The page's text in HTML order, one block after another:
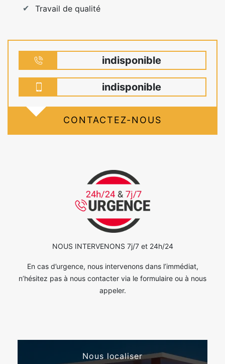
Travail de qualité
indisponible
indisponible
CONTACTEZ-NOUS
NOUS INTERVENONS 7j/7 et 24h/24
En cas d’urgence, nous intervenons dans l’immédiat,
n’hésitez pas à nous contacter via le formulaire ou à nous
appeler.
Nous localiser